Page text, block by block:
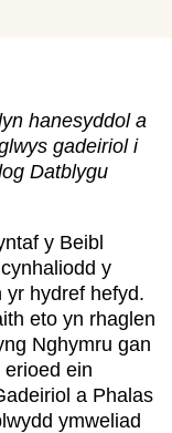
hanesyddol a
gadeiriol i
Datblygu
y Beibl
y
yr hydref hefyd.
eto yn rhaglen
Nghymru gan
ein
a Phalas
ymweliad